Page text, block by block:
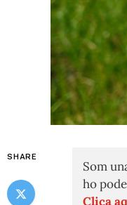
SHARE
Som
ho
Clica